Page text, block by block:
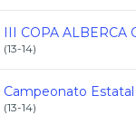
(13-14)
(13-14)